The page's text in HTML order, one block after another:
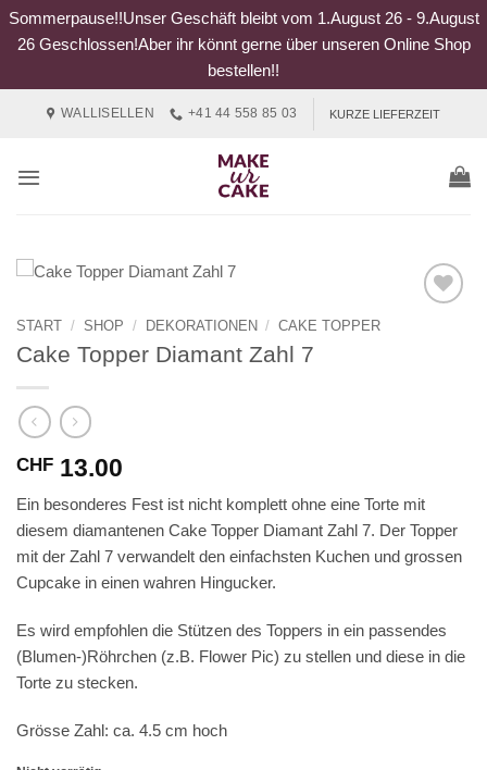
Sommerpause!!Unser Geschäft bleibt vom 1.August 26 - 9.August
26 Geschlossen!Aber ihr könnt gerne über unseren Online Shop
bestellen!!
WALLISELLEN +41 44 558 85 03 KURZE LIEFERZEIT
START / SHOP / DEKORATIONEN / CAKE TOPPER
Cake Topper Diamant Zahl 7
CHF 13.00
Ein besonderes Fest ist nicht komplett ohne eine Torte mit
diesem diamantenen Cake Topper Diamant Zahl 7. Der Topper
mit der Zahl 7 verwandelt den einfachsten Kuchen und grossen
Cupcake in einen wahren Hingucker.
Es wird empfohlen die Stützen des Toppers in ein passendes
(Blumen-)Röhrchen (z.B. Flower Pic) zu stellen und diese in die
Torte zu stecken.
Grösse Zahl: ca. 4.5 cm hoch